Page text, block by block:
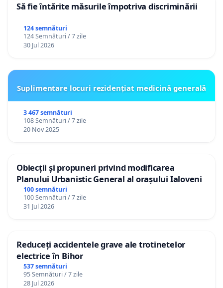
Să fie întărite măsurile împotriva discriminării
124 semnături
124 Semnături / 7 zile
30 Jul 2026
Suplimentare locuri rezidențiat medicină generală
3 467 semnături
108 Semnături / 7 zile
20 Nov 2025
Obiecții și propuneri privind modificarea
Planului Urbanistic General al orașului Ialoveni
100 semnături
100 Semnături / 7 zile
31 Jul 2026
Reduceți accidentele grave ale trotinetelor
electrice în Bihor
537 semnături
95 Semnături / 7 zile
28 Jul 2026